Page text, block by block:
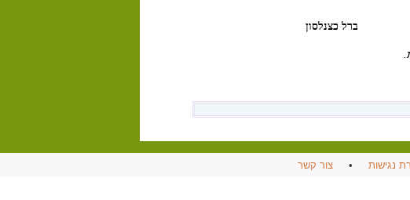
ברל כצנלסון
נגישות •צור קשר